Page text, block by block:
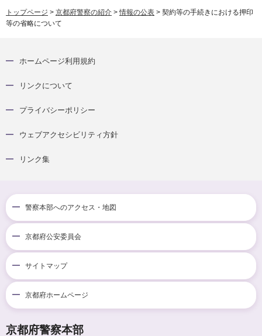
トップページ > 京都府警察の紹介 >情報の公表 > 契約等の手続きにおける押印
等の省略について
ホームページ利用規約
リンクについて
プライバシーポリシー
ウェブアクセシビリティ方針
リンク集
警察本部へのアクセス・地図
京都府公安委員会
サイトマップ
京都府ホームページ
京都府警察本部